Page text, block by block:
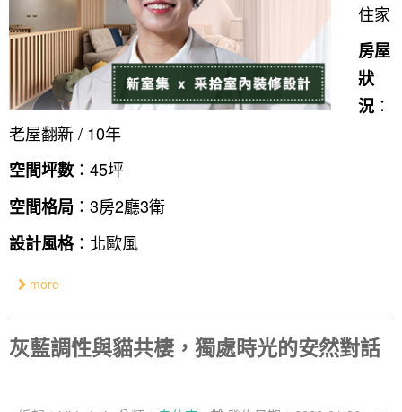
住家
房屋
狀
況 ：
老屋翻新 / 10年
空間坪數 ：45坪
空間格局 ：3房2廳3衛
設計風格：北歐風
more
灰藍調性與貓共棲，獨處時光的安然對話